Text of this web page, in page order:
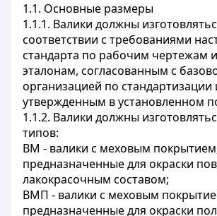
1.1. Основные размеры
1.1.1. Валики должны
соответствии с требованиями
стандарта по рабочим чертежам
эталонам, согласованным с
организацией по стандартизации
утвержденным в установленном
1.1.2. Валики должны
типов:
ВМ - валики с меховым
предназначенные для окраски
лакокрасочным составом;
ВМП - валики с меховым
предназначенные для окраски